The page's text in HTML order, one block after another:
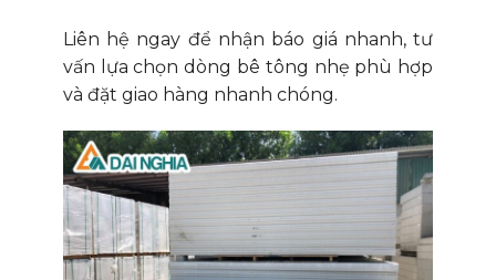
Liên hệ ngay để nhận báo giá nhanh, tư
vấn lựa chọn dòng bê tông nhẹ phù hợp
và đặt giao hàng nhanh chóng.